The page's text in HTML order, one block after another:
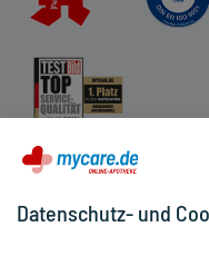
Datenschutz- und